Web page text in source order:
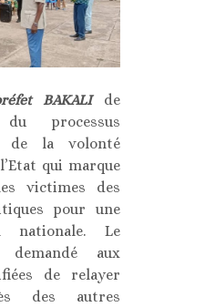
BAKALI
de
processus
de la volonté
qui marque
victimes des
pour une
nationale. Le
aux
de relayer
des autres